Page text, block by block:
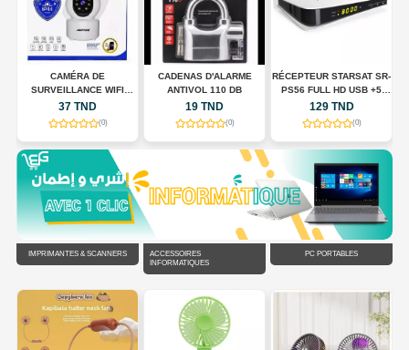
CAMÉRA DE
SURVEILLANCE WIFI
INTELLIGENTE JORTAN
JT-8183HJS
37 TND
(0)
CADENAS D'ALARME
ANTIVOL 110 DB
19 TND
(0)
RÉCEPTEUR STARSAT SR-
PS56 FULL HD USB +5
ABONNMONT
129 TND
(0)
IMPRIMANTES & SCANNERS
ACCESSOIRES
INFORMATIQUES
PC PORTABLES